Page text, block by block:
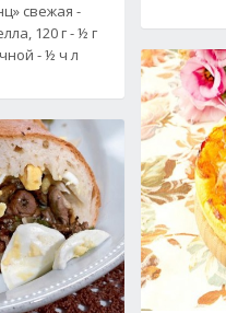
свежая -
120 г - ½ г
- ½ ч л